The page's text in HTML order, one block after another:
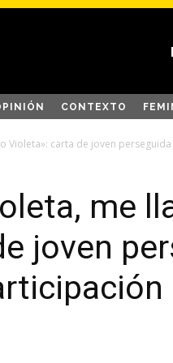
CONTEXTO
Violeta»: carta de joven
me
joven